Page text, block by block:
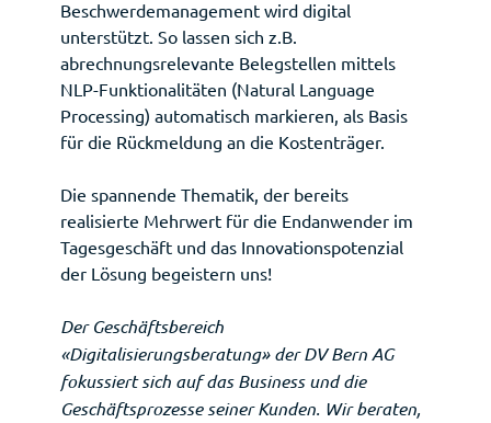
Beschwerdemanagement wird digital
unterstützt. So lassen sich z.B.
abrechnungsrelevante Belegstellen mittels
NLP-Funktionalitäten (Natural Language
Processing) automatisch markieren, als Basis
für die Rückmeldung an die Kostenträger.
Die spannende Thematik, der bereits
realisierte Mehrwert für die Endanwender im
Tagesgeschäft und das Innovationspotenzial
der Lösung begeistern uns!
Der Geschäftsbereich
«Digitalisierungsberatung» derDV Bern AG
fokussiert sich auf das Business und die
Geschäftsprozesse seiner Kunden. Wir beraten,